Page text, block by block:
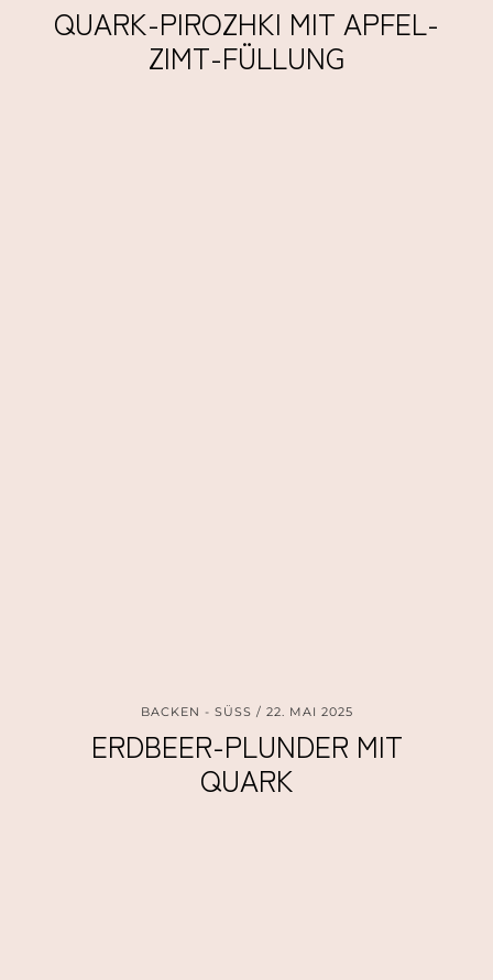
QUARK-PIROZHKI MIT APFEL-
ZIMT-FÜLLUNG
BACKEN - SÜSS 22. MAI 2025
ERDBEER-PLUNDER MIT
QUARK